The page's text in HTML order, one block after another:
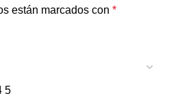
están marcados con *
5